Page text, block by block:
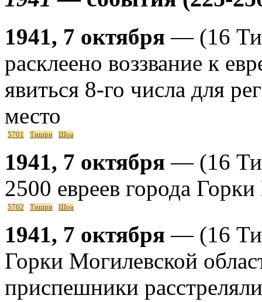
1941, 7 октября — (16
расклеено воззвание к
явиться 8-го числа для
место
5701 Тишри Шоа
1941, 7 октября — (16
2500 евреев города
5702 Тишри Шоа
1941, 7 октября — (16
Горки Могилевской
приспешники